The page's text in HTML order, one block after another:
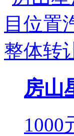
房山
1000